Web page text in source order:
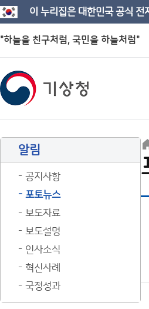
이 누리집은 대한민국 공식 전
"하늘을 친구처럼, 국민을 하늘처럼"
알림
공지사항
포토뉴스
보도자료
보도설명
인사소식
혁신사례
국정성과